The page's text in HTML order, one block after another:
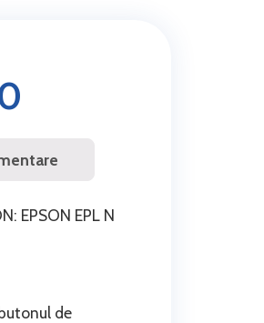
EPSON EPL N
de